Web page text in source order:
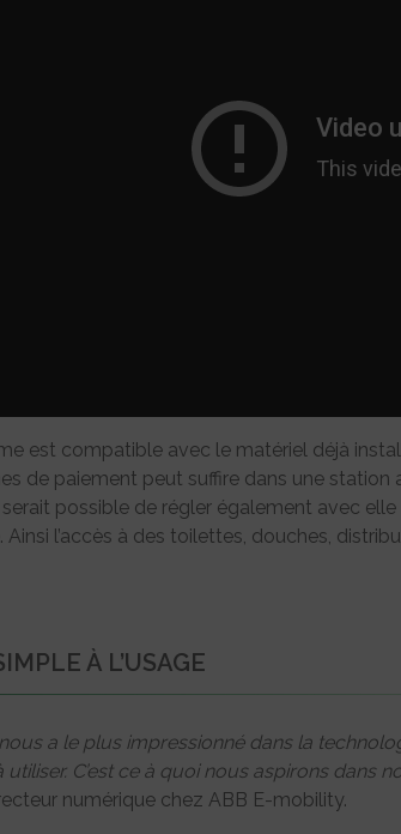
est compatible avec le matériel déjà
de paiement peut suffire dans une station
serait possible de régler également avec
Ainsi l’accès à des toilettes, douches,
À L’USAGE
a le plus impressionné dans la
utiliser. C’est ce à quoi nous aspirons dans
numérique chez ABB E-mobility.